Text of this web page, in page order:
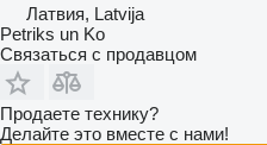
Латвия, Latvija
Petriks un Ko
Связаться с продавцом
Продаете технику?
Делайте это вместе с нами!